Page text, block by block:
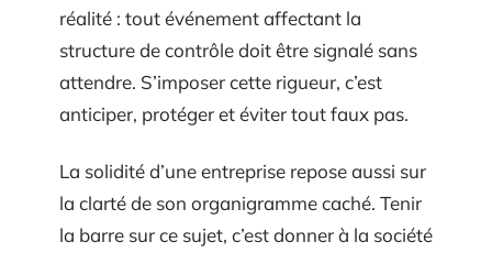
réalité : tout événement affectant la
structure de contrôle doit être signalé sans
attendre. S’imposer cette rigueur, c’est
anticiper, protéger et éviter tout faux pas.
La solidité d’une entreprise repose aussi sur
la clarté de son organigramme caché. Tenir
la barre sur ce sujet, c’est donner à la société